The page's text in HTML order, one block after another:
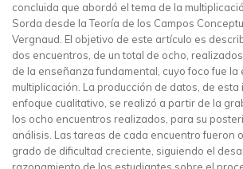
concluida que abordó el tema de la
Sorda desde la Teoría de los Campos
Vergnaud. El objetivo de este artículo es
dos encuentros, de un total de ocho,
de la enseñanza fundamental, cuyo foco fue la
multiplicación. La producción de datos, de
enfoque cualitativo, se realizó a partir de la
los ocho encuentros realizados, para su
análisis. Las tareas de cada encuentro fueron
grado de dificultad creciente, siguiendo el